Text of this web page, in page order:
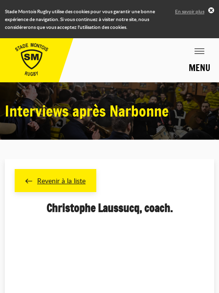
Stade Montois Rugby utilise des cookies pour vous garantir une bonne
expérience de navigation. Si vous continuez à visiter notre site, nous
considérerons que vous acceptez l'utilisation des cookies.
En savoir plus
MENU
Interviews après Narbonne
Revenir à la liste
Christophe Laussucq, coach.